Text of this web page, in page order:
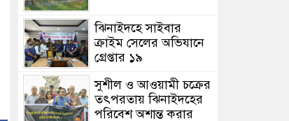
ঝিনাইদহে সাইবার
ক্রাইম সেলের অভিযানে
গ্রেপ্তার ১৯
সুশীল ও আওয়ামী চক্রের
তৎপরতায় ঝিনাইদহের
পরিবেশ অশান্ত করার